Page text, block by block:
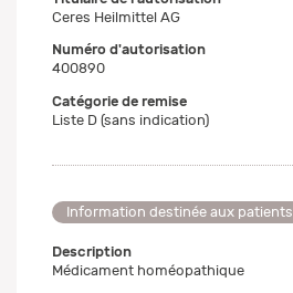
Ceres Heilmittel AG
Numéro d'autorisation
400890
Catégorie de remise
Liste D (sans indication)
Information destinée aux patients
Description
Médicament homéopathique